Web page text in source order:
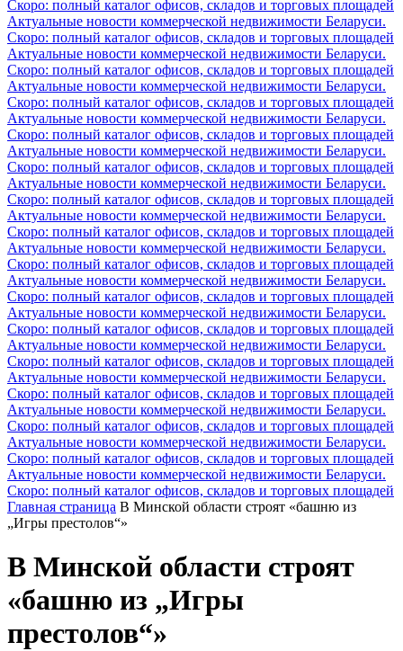
Скоро: полный каталог офисов, складов и торговых площадей
Актуальные новости коммерческой недвижимости Беларуси.
Скоро: полный каталог офисов, складов и торговых площадей
Актуальные новости коммерческой недвижимости Беларуси.
Скоро: полный каталог офисов, складов и торговых площадей
Актуальные новости коммерческой недвижимости Беларуси.
Скоро: полный каталог офисов, складов и торговых площадей
Актуальные новости коммерческой недвижимости Беларуси.
Скоро: полный каталог офисов, складов и торговых площадей
Актуальные новости коммерческой недвижимости Беларуси.
Скоро: полный каталог офисов, складов и торговых площадей
Актуальные новости коммерческой недвижимости Беларуси.
Скоро: полный каталог офисов, складов и торговых площадей
Актуальные новости коммерческой недвижимости Беларуси.
Скоро: полный каталог офисов, складов и торговых площадей
Актуальные новости коммерческой недвижимости Беларуси.
Скоро: полный каталог офисов, складов и торговых площадей
Актуальные новости коммерческой недвижимости Беларуси.
Скоро: полный каталог офисов, складов и торговых площадей
Актуальные новости коммерческой недвижимости Беларуси.
Скоро: полный каталог офисов, складов и торговых площадей
Актуальные новости коммерческой недвижимости Беларуси.
Скоро: полный каталог офисов, складов и торговых площадей
Актуальные новости коммерческой недвижимости Беларуси.
Скоро: полный каталог офисов, складов и торговых площадей
Актуальные новости коммерческой недвижимости Беларуси.
Скоро: полный каталог офисов, складов и торговых площадей
Актуальные новости коммерческой недвижимости Беларуси.
Скоро: полный каталог офисов, складов и торговых площадей
Актуальные новости коммерческой недвижимости Беларуси.
Скоро: полный каталог офисов, складов и торговых площадей
Главная страница В Минской области строят «башню из
„Игры престолов“»
В Минской области строят
«башню из „Игры
престолов“»